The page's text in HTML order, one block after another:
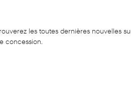
les toutes dernières nouvelles
concession.